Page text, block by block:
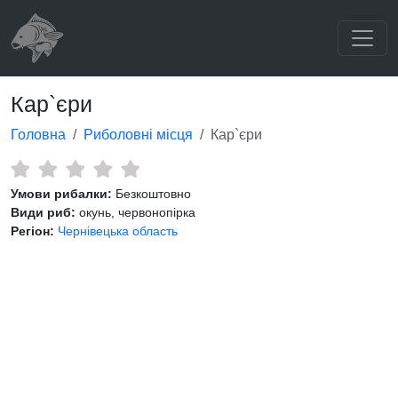
Кар`єри
Головна Риболовні місця Кар`єри
Умови рибалки: Безкоштовно
Види риб: окунь, червонопірка
Регіон: Чернівецька область